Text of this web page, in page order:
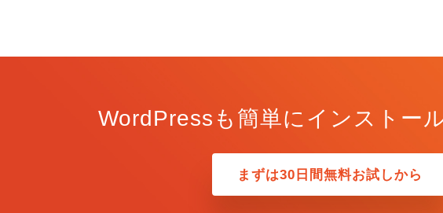
WordPressも簡単にインストー
まずは30日間無料お試しから